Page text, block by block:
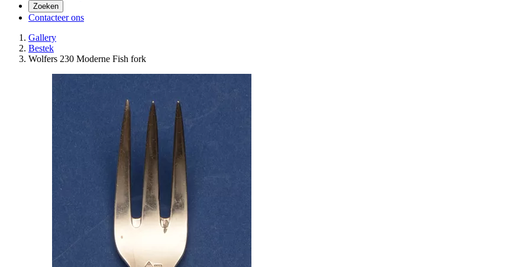
Zoeken
Contacteer ons
Gallery
Bestek
Wolfers 230 Moderne Fish fork